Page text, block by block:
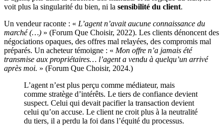
voit plus la singularité du bien, ni la sensibilité du client.
Un vendeur raconte : « L’agent n’avait aucune connaissance du
marché (…) » (Forum Que Choisir, 2022). Les clients dénoncent des
négociations opaques, des offres mal relayées, des compromis mal
préparés. Un acheteur témoigne : « Mon offre n’a jamais été
transmise aux propriétaires… l’agent a vendu à quelqu’un arrivé
après moi. » (Forum Que Choisir, 2024.)
L’agent n’est plus perçu comme médiateur, mais
comme stratège d’intérêts. Le tiers de confiance devient
suspect. Celui qui devait pacifier la transaction devient
celui qu’on accuse. Le client ne croit plus à la neutralité
du tiers, il a perdu la foi dans l’équité du processus.